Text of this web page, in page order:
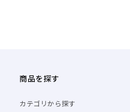
商品を探す
カテゴリから探す